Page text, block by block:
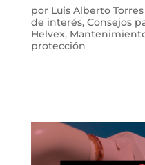
por Luis Alberto Torres
de interés, Consejos
Helvex,
protección